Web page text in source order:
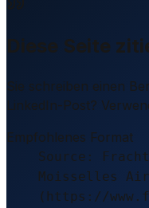
Diese Seite
Sie schreiben einen
LinkedIn-Post?
Empfohlenes Format
Source:
Moisselles
(https://